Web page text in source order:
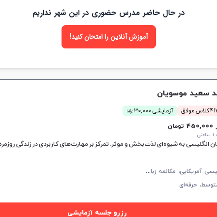
در حال حاضر مدرس حضوری در این شهر نداریم
آموزش آنلاین را امتحان کنید!
سعید موسویان
موفق آزمایشی 30,000 توما
ن
انگلیسی به شیوه‌ای لذت‌بخش و موثر. تمرکز بر مهارت‌های کاربردی در زندگی
ز
بان انگلیسی آمریکایی، مکالمه زبان انگلیسی، زبان انگلیسی عمومی، گرامر زبان انگلیسی
حرفه‌ای
رزرو جلسه آزمایشی